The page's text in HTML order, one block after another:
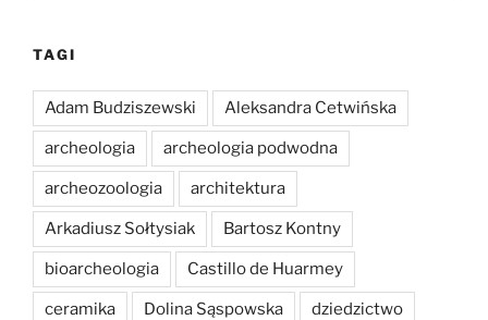
TAGI
Adam Budziszewski Aleksandra Cetwińska
archeologia archeologia podwodna
archeozoologia architektura
Arkadiusz Sołtysiak Bartosz Kontny
bioarcheologia Castillo de Huarmey
ceramika Dolina Sąspowska dziedzictwo